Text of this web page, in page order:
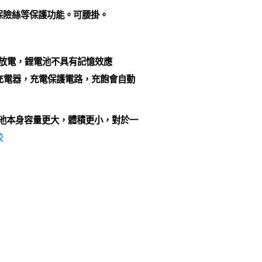
絲等保護功能。可腰掛。
電，鋰電池不具有記憶效應
器，充電保護電路，充飽會自動
本身容量更大，體積更小，對於一